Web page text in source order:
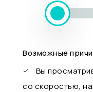
Возможные
Вы
со скоростью,